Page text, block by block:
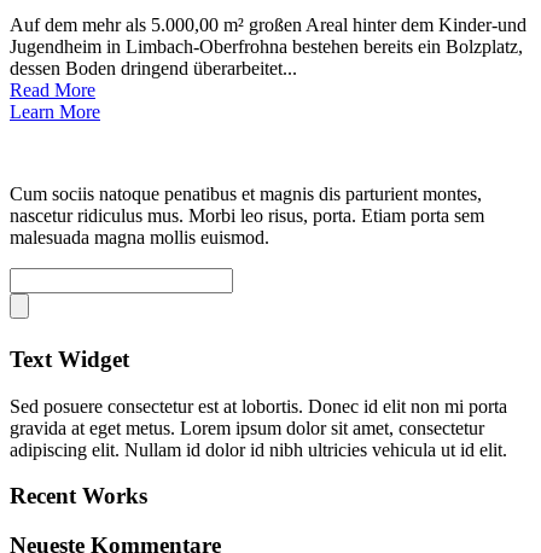
Auf dem mehr als 5.000,00 m² großen Areal hinter dem Kinder-und
Jugendheim in Limbach-Oberfrohna bestehen bereits ein Bolzplatz,
dessen Boden dringend überarbeitet...
Read More
Learn More
Cum sociis natoque penatibus et magnis dis parturient montes,
nascetur ridiculus mus. Morbi leo risus, porta. Etiam porta sem
malesuada magna mollis euismod.
Text Widget
Sed posuere consectetur est at lobortis. Donec id elit non mi porta
gravida at eget metus. Lorem ipsum dolor sit amet, consectetur
adipiscing elit. Nullam id dolor id nibh ultricies vehicula ut id elit.
Recent Works
Neueste Kommentare